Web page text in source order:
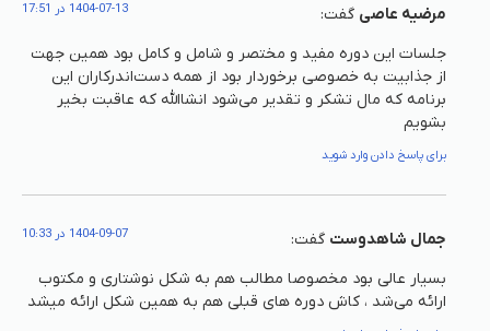
مرضیه عاصی گفت: 1404-07-13 در 17:51
جلسات این دوره مفید و مختصر و شامل و کامل بود همین جهت
از جذابیت به خصوصی برخوردار بود از همه دست‌اندرکاران این
برنامه که مال تشکر و تقدیر می‌شود انشاالله که عاقبت بخیر
بشویم
برای پاسخ دادن وارد شوید
جمال شاهدوست گفت: 1404-09-07 در 10:33
بسیار عالی بود مخصوصا مطالب هم به شکل نوشتاری و مکتوب
ارائه می‌شد ، کاش دوره های قبلی هم به همین شکل ارائه میشد